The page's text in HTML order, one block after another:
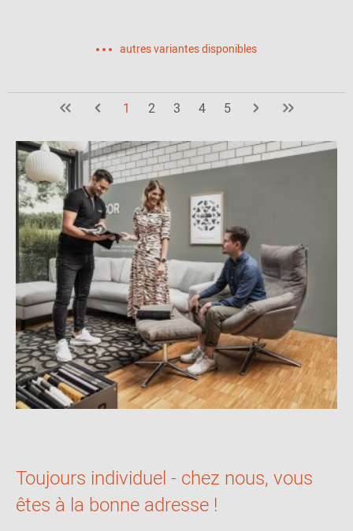
autres variantes disponibles
1 2 3 4 5
Toujours individuel - chez nous, vous
êtes à la bonne adresse !